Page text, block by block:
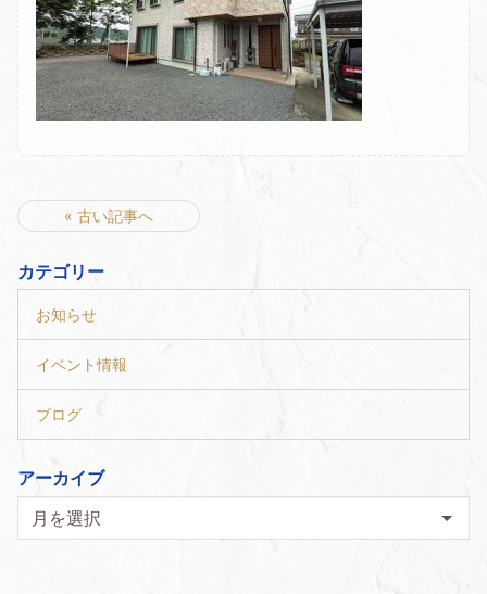
« 古い記事へ
カテゴリー
お知らせ
イベント情報
ブログ
アーカイブ